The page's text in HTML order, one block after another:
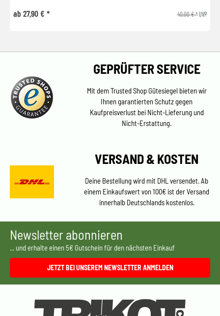
ab 27,90 € * 40,00 € *UVP
GEPRÜFTER SERVICE
Mit dem Trusted Shop Gütesiegel bieten wir
Ihnen garantierten Schutz gegen
Kaufpreisverlust bei Nicht-Lieferung und
Nicht-Erstattung.
VERSAND & KOSTEN
Deine Bestellung wird mit DHL versendet. Ab
einem Einkaufswert von 100€ ist der Versand
innerhalb Deutschlands kostenlos.
Newsletter abonnieren
... und erhalte einen 5€ Gutschein für den nächsten Einkauf
JETZT BEI UNSEREM NEWSLETTER ANMELDEN